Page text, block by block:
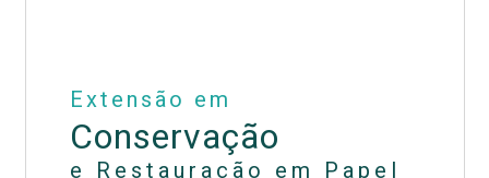
Extensão em
Conservação
e Restauração em Papel